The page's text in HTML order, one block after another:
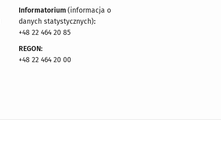
Informatorium (informacja o
danych statystycznych):
+48 22 464 20 85
REGON:
+48 22 464 20 00